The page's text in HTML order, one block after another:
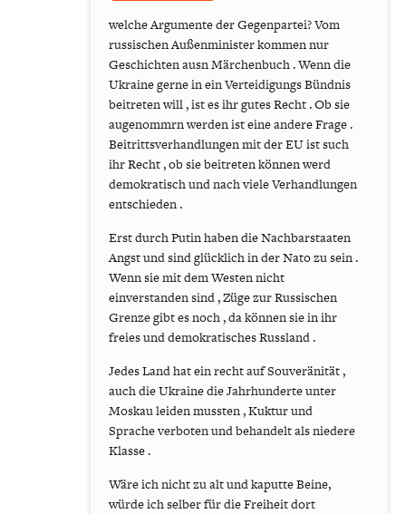
welche Argumente der Gegenpartei? Vom
russischen Außenminister kommen nur
Geschichten ausn Märchenbuch . Wenn die
Ukraine gerne in ein Verteidigungs Bündnis
beitreten will , ist es ihr gutes Recht . Ob sie
augenommrn werden ist eine andere Frage .
Beitrittsverhandlungen mit der EU ist such
ihr Recht , ob sie beitreten können werd
demokratisch und nach viele Verhandlungen
entschieden .
Erst durch Putin haben die Nachbarstaaten
Angst und sind glücklich in der Nato zu sein .
Wenn sie mit dem Westen nicht
einverstanden sind , Züge zur Russischen
Grenze gibt es noch , da können sie in ihr
freies und demokratisches Russland .
Jedes Land hat ein recht auf Souveränität ,
auch die Ukraine die Jahrhunderte unter
Moskau leiden mussten , Kuktur und
Sprache verboten und behandelt als niedere
Klasse .
Wäre ich nicht zu alt und kaputte Beine,
würde ich selber für die Freiheit dort